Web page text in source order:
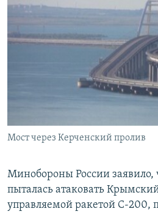
поиску
СЕВЕР.РЕАЛИИ
СИБИРЬ.РЕАЛИИ
РАСПИСАНИЕ ВЕЩАНИЯ
ПОДПИШИТЕСЬ НА РАССЫЛКУ
Все сайты РСЕ/РС
Мост через Керченский пролив
Минобороны России заявило,
пыталась атаковать
управляемой ракетой С-200,